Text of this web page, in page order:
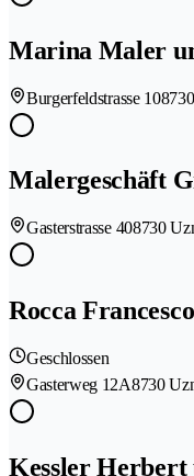
Marina Maler
Burgerfeldstrasse 10
Malergeschäft
Gasterstrasse 408730
Rocca Francesco
Geschlossen
Gasterweg 12A8730
Kessler